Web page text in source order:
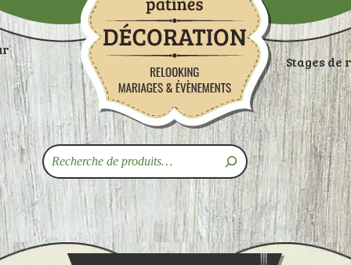
Stages de
RANGEMENTS TABLES ASSISES
Recherche